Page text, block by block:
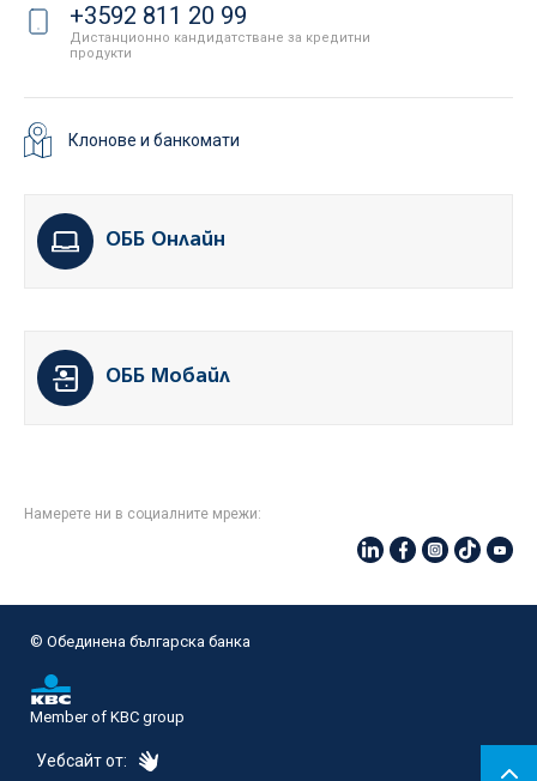
+3592 811 20 99
Дистанционно кандидатстване за кредитни
продукти
Клонове и банкомати
ОББ Онлайн
ОББ Мобайл
Намерете ни в социалните мрежи:
© Oбединена българска банка
Member of KBC group
Уебсайт от: eDesign